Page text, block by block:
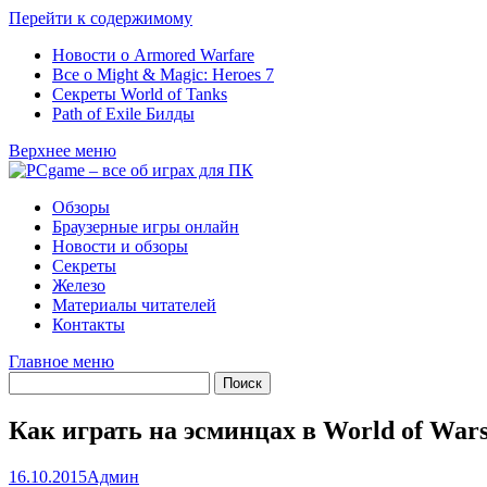
Перейти к содержимому
Новости о Armored Warfare
Все о Might & Magic: Heroes 7
Секреты World of Tanks
Path of Exile Билды
Верхнее меню
Обзоры
Браузерные игры онлайн
Новости и обзоры
Секреты
Железо
Материалы читателей
Контакты
Главное меню
Как играть на эсминцах в World of
16.10.2015Админ